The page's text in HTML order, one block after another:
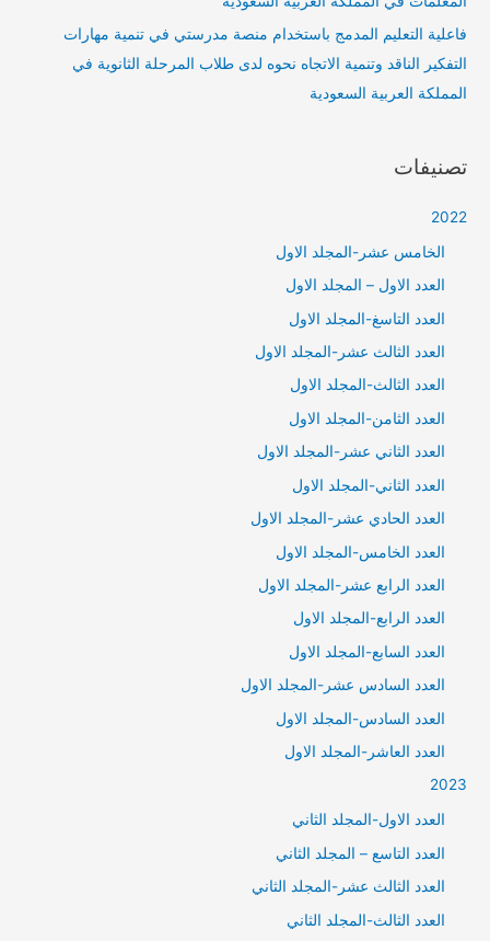
فاعلية التعليم المدمج باستخدام منصة مدرستي في تنمية مهارات
التفكير الناقد وتنمية الاتجاه نحوه لدى طلاب المرحلة الثانوية في
المملكة العربية السعودية
تصنيفات
2022
الخامس عشر-المجلد الاول
العدد الاول – المجلد الاول
العدد التاسغ-المجلد الاول
العدد الثالث عشر-المجلد الاول
العدد الثالث-المجلد الاول
العدد الثامن-المجلد الاول
العدد الثاني عشر-المجلد الاول
العدد الثاني-المجلد الاول
العدد الحادي عشر-المجلد الاول
العدد الخامس-المجلد الاول
العدد الرابع عشر-المجلد الاول
العدد الرابع-المجلد الاول
العدد السابع-المجلد الاول
العدد السادس عشر-المجلد الاول
العدد السادس-المجلد الاول
العدد العاشر-المجلد الاول
2023
العدد الاول-المجلد الثاني
العدد التاسع – المجلد الثاني
العدد الثالث عشر-المجلد الثاني
العدد الثالث-المجلد الثاني